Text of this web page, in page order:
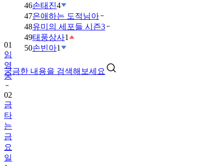
46손태진4
47은애하는 도적님아
48유미의 세포들 시즌3
49태풍상사1
50손빈아1
궁금한 내용을 검색해보세요
01
임
영
웅
02
금
타
는
금
요
일